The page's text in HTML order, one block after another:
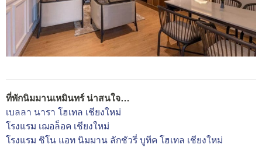
ที่พักนิมมานเหมินทร์ น่าสนใจ…
เบลลา นารา โฮเทล เชียงใหม่
โรงแรม เฌอล็อค เชียงใหม่
โรงแรม ชิโน แอท นิมมาน ลักชัวรี่ บูทีค โฮเทล เชียงใหม่